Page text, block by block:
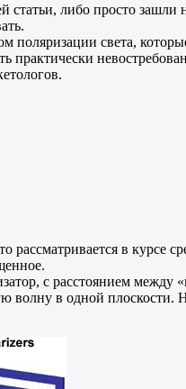
либо просто зашли
поляризации света,
рассматривается в курсе
с расстоянием
волну в одной